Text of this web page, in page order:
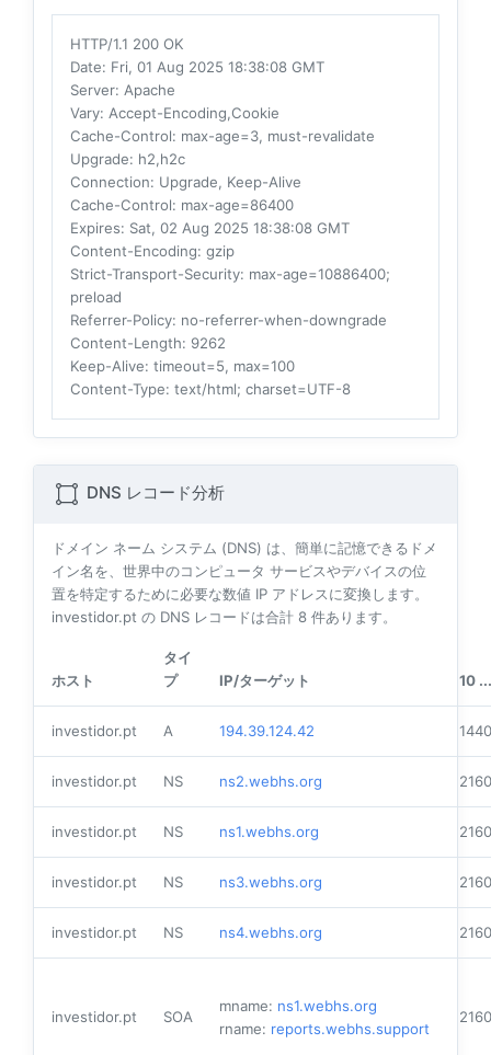
HTTP/1.1 200 OK
Date: Fri, 01 Aug 2025 18:38:08 GMT
Server: Apache
Vary: Accept-Encoding,Cookie
Cache-Control: max-age=3, must-revalidate
Upgrade: h2,h2c
Connection: Upgrade, Keep-Alive
Cache-Control: max-age=86400
Expires: Sat, 02 Aug 2025 18:38:08 GMT
Content-Encoding: gzip
Strict-Transport-Security: max-age=10886400;
preload
Referrer-Policy: no-referrer-when-downgrade
Content-Length: 9262
Keep-Alive: timeout=5, max=100
Content-Type: text/html; charset=UTF-8
DNS レコード分析
ドメイン ネーム システム (DNS) は、簡単に記憶できるドメ
イン名を、世界中のコンピュータ サービスやデバイスの位
置を特定するために必要な数値 IP アドレスに変換します。
investidor.pt の DNS レコードは合計 8 件あります。
ホスト
タイ
プ
IP/ターゲット 10 ...
investidor.pt A 194.39.124.42
investidor.pt NS ns2.webhs.org
investidor.pt NS ns1.webhs.org
investidor.pt NS ns3.webhs.org
investidor.pt NS ns4.webhs.org
investidor.pt SOA
mname: ns1.webhs.org
rname: reports.webhs.support